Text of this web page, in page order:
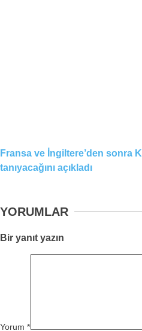
Fransa ve İngiltere’den sonra
tanıyacağını açıkladı
YORUMLAR
Bir yanıt yazın
Yorum *